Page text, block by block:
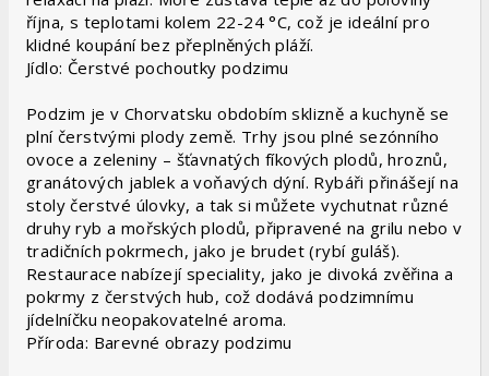
října, s teplotami kolem 22-24 °C, což je ideální pro
klidné koupání bez přeplněných pláží.
Jídlo: Čerstvé pochoutky podzimu
Podzim je v Chorvatsku obdobím sklizně a kuchyně se
plní čerstvými plody země. Trhy jsou plné sezónního
ovoce a zeleniny – šťavnatých fíkových plodů, hroznů,
granátových jablek a voňavých dýní. Rybáři přinášejí na
stoly čerstvé úlovky, a tak si můžete vychutnat různé
druhy ryb a mořských plodů, připravené na grilu nebo v
tradičních pokrmech, jako je brudet (rybí guláš).
Restaurace nabízejí speciality, jako je divoká zvěřina a
pokrmy z čerstvých hub, což dodává podzimnímu
jídelníčku neopakovatelné aroma.
Příroda: Barevné obrazy podzimu